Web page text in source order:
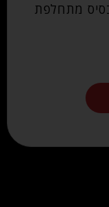
מתחלפת